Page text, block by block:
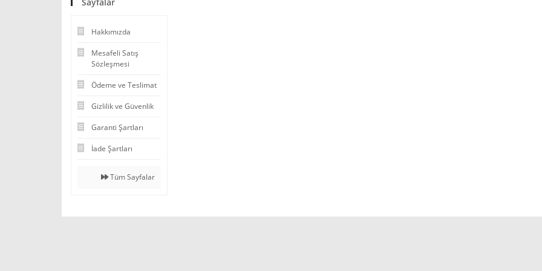
Sayfalar
Hakkımızda
Mesafeli Satış
Sözleşmesi
Ödeme ve Teslimat
Gizlilik ve Güvenlik
Garanti Şartları
İade Şartları
Tüm Sayfalar